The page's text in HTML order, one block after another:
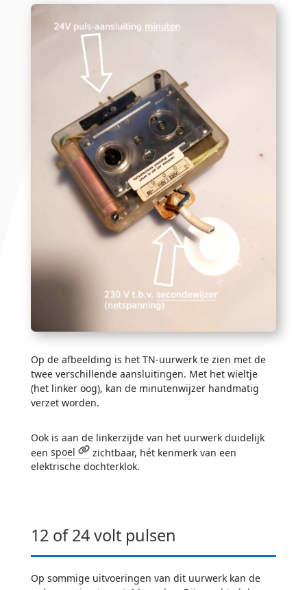
Op de afbeelding is het TN-uurwerk te zien met de
twee verschillende aansluitingen. Met het wieltje
(het linker oog), kan de minutenwijzer handmatig
verzet worden.
Ook is aan de linkerzijde van het uurwerk duidelijk
een spoel
zichtbaar, hét kenmerk van een
elektrische dochterklok.
12 of 24 volt pulsen
Op sommige uitvoeringen van dit uurwerk kan de